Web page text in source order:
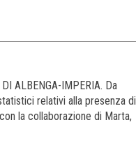
ALBENGA-IMPERIA. Da
relativi alla presenza di
la collaborazione di Marta,